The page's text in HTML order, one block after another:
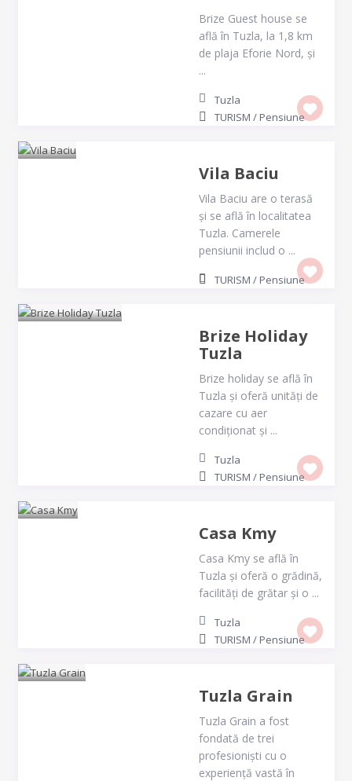
Brize Guest house se
află în Tuzla, la 1,8 km
de plaja Eforie Nord, și
...
Tuzla
TURISM / Pensiune
Vila Baciu
Vila Baciu are o terasă
și se află în localitatea
Tuzla. Camerele
pensiunii includ o ...
TURISM / Pensiune
Brize Holiday
Tuzla
Brize holiday se află în
Tuzla și oferă unități de
cazare cu aer
condiționat și ...
Tuzla
TURISM / Pensiune
Casa Kmy
Casa Kmy se află în
Tuzla și oferă o grădină,
facilități de grătar și o ...
Tuzla
TURISM / Pensiune
Tuzla Grain
Tuzla Grain a fost
fondată de trei
profesioniști cu o
experiență vastă în